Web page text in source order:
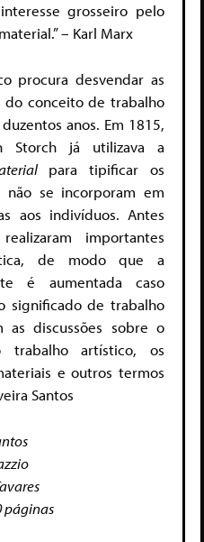
grosseiro pelo
.” – Karl Marx
procura desvendar as
do conceito de trabalho
anos. Em 1815,
Storch já utilizava a
para tipificar os
não se incorporam em
aos indivíduos. Antes
importantes
de modo que a
é aumentada caso
significado de trabalho
as discussões sobre o
trabalho artístico, os
e outros termos
Santos
páginas